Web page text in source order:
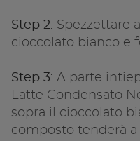
Step 2: Spezzettare
cioccolato bianco e
Step 3: A parte
Latte Condensato
sopra il cioccolato
composto tenderà a